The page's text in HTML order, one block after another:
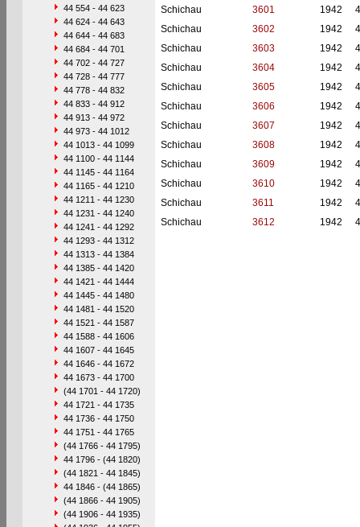
44 554 - 44 623
44 624 - 44 643
44 644 - 44 683
44 684 - 44 701
44 702 - 44 727
44 728 - 44 777
44 778 - 44 832
44 833 - 44 912
44 913 - 44 972
44 973 - 44 1012
44 1013 - 44 1099
44 1100 - 44 1144
44 1145 - 44 1164
44 1165 - 44 1210
44 1211 - 44 1230
44 1231 - 44 1240
44 1241 - 44 1292
44 1293 - 44 1312
44 1313 - 44 1384
44 1385 - 44 1420
44 1421 - 44 1444
44 1445 - 44 1480
44 1481 - 44 1520
44 1521 - 44 1587
44 1588 - 44 1606
44 1607 - 44 1645
44 1646 - 44 1672
44 1673 - 44 1700
(44 1701 - 44 1720)
44 1721 - 44 1735
44 1736 - 44 1750
44 1751 - 44 1765
(44 1766 - 44 1795)
44 1796 - (44 1820)
(44 1821 - 44 1845)
44 1846 - (44 1865)
(44 1866 - 44 1905)
(44 1906 - 44 1935)
Schichau
3601 1942
Schichau
3602 1942
Schichau
3603 1942
Schichau
3604 1942
Schichau
3605 1942
Schichau
3606 1942
Schichau
3607 1942
Schichau
3608 1942
Schichau
3609 1942
Schichau
3610 1942
Schichau
3611 1942
Schichau
3612 1942